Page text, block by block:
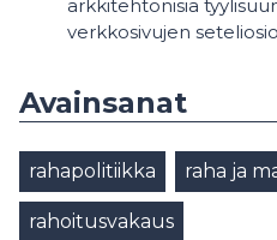
arkkitehtonisia
verkkosivujen
Avainsanat
rahapolitiikka raha ja
rahoitusvakaus